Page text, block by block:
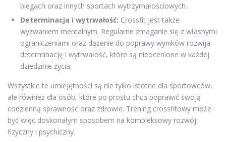
biegach oraz innych sportach wytrzymałościowych.
Determinacja i wytrwałość: Crossfit jest także
wyzwaniem mentalnym. Regularne zmaganie się z własnymi
ograniczeniami oraz dążenie do poprawy wyników rozwija
determinację i wytrwałość, które są nieocenione w każdej
dziedzinie życia.
Wszystkie te umiejętności są nie tylko istotne dla sportowców,
ale również dla osób, które po prostu chcą poprawić swoją
codzienną sprawność oraz zdrowie. Trening crossfitowy może
być więc doskonałym sposobem na kompleksowy rozwój
fizyczny i psychiczny.